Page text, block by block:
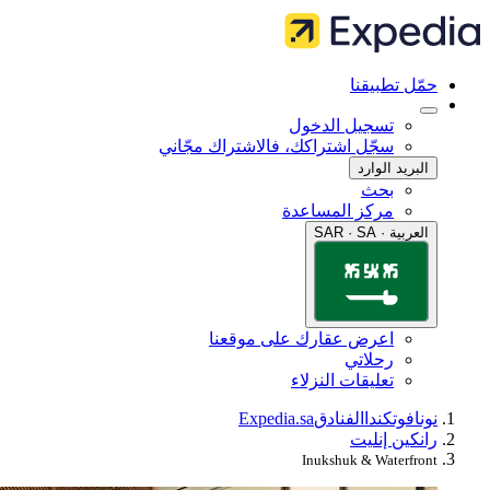
تطبيقنا
تسجيل الدخول
سجّل اشتراكك، فالاشتراك مجّاني
البريد الوارد
مركز المساعدة
اعرض عقارك على موقعنا
رحلاتي
تعليقات النزلاء
كنداالفنادق Expedia.sa
إنليت
Inukshuk &